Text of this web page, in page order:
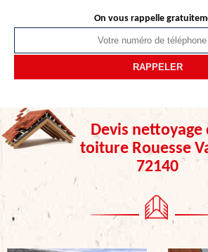
On vous rappelle
Devis nettoyage
toiture Rouesse
72140